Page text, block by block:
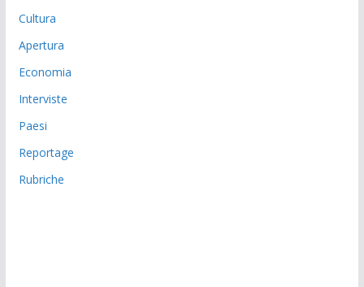
Cultura
Apertura
Economia
Interviste
Paesi
Reportage
Rubriche